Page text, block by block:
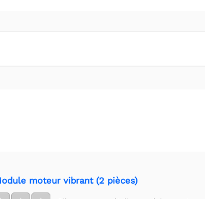
moteur vibrant (2 pièces)